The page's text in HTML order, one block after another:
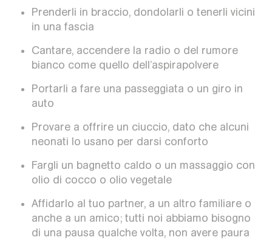
Prenderli in braccio, dondolarli o tenerli vicini
in una fascia
Cantare, accendere la radio o del rumore
bianco come quello dell’aspirapolvere
Portarli a fare una passeggiata o un giro in
auto
Provare a offrire un ciuccio, dato che alcuni
neonati lo usano per darsi conforto
Fargli un bagnetto caldo o un massaggio con
olio di cocco o olio vegetale
Affidarlo al tuo partner, a un altro familiare o
anche a un amico; tutti noi abbiamo bisogno
di una pausa qualche volta, non avere paura